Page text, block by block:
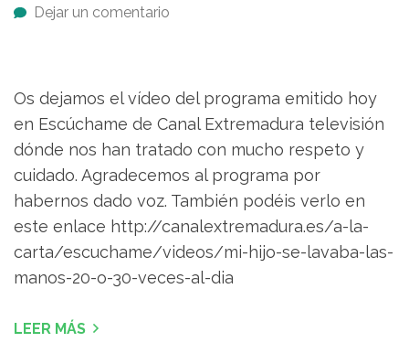
Dejar un comentario
Os dejamos el vídeo del programa emitido hoy
en Escúchame de Canal Extremadura televisión
dónde nos han tratado con mucho respeto y
cuidado. Agradecemos al programa por
habernos dado voz. También podéis verlo en
este enlace http://canalextremadura.es/a-la-
carta/escuchame/videos/mi-hijo-se-lavaba-las-
manos-20-o-30-veces-al-dia
LEER MÁS